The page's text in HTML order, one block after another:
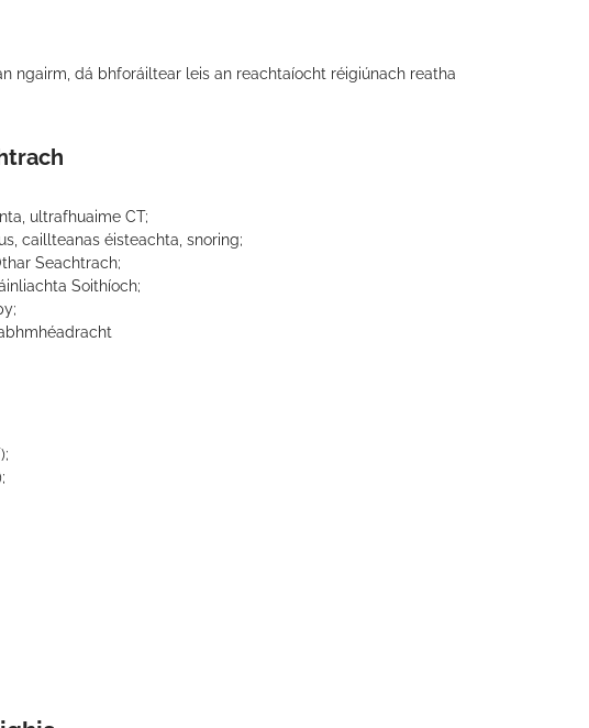
ngairm, dá bhforáiltear leis an reachtaíocht réigiúnach reatha
ultrafhuaime CT;
caillteanas éisteachta, snoring;
Seachtrach;
Soithíoch;